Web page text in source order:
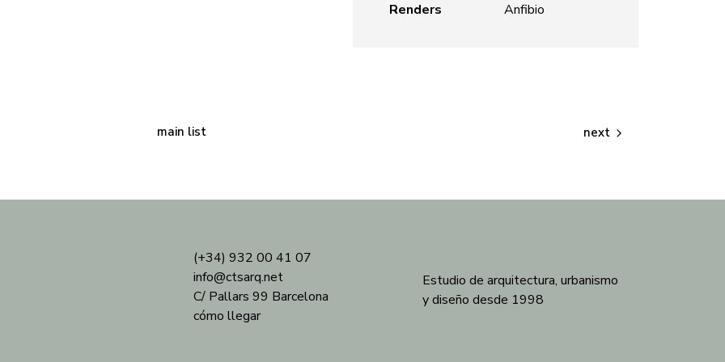
Renders Anfibio
main list next
(+34) 932 00 41 07
info@ctsarq.net
C/ Pallars 99 Barcelona
cómo llegar
Estudio de arquitectura, urbanismo
y diseño desde 1998